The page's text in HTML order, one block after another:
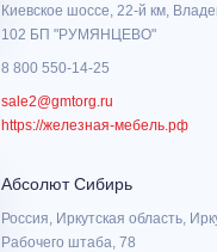
Киевское шоссе, 22-й км,
102 БП "РУМЯНЦЕВО"
8 800 550-14-25
sale2@gmtorg.ru
https://железная-мебель.рф
Абсолют Сибирь
Россия, Иркутская область,
Рабочего штаба, 78